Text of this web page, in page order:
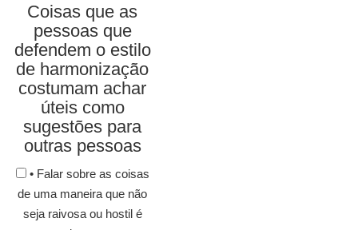
Coisas que as
pessoas que
defendem o estilo
de harmonização
costumam achar
úteis como
sugestões para
outras pessoas
• Falar sobre as coisas
de uma maneira que não
seja raivosa ou hostil é